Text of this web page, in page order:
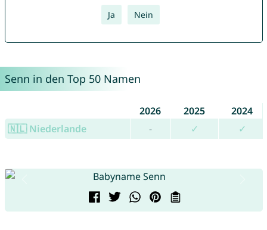
Ja Nein
Senn in den Top 50 Namen
2026 2025
2024
🇳🇱 Niederlande
- ✓ ✓